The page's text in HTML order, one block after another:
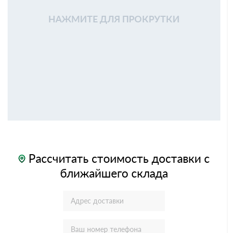
НАЖМИТЕ ДЛЯ ПРОКРУТКИ
Рассчитать стоимость доставки с
ближайшего склада